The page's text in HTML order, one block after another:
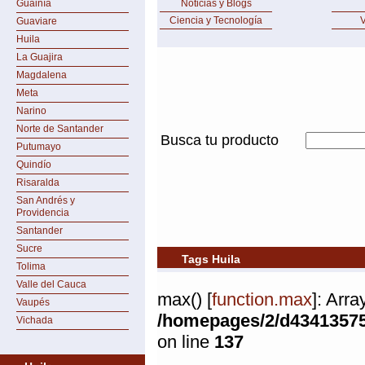
Guainía
Guaviare
Huila
La Guajira
Magdalena
Meta
Narino
Norte de Santander
Putumayo
Quindío
Risaralda
San Andrés y
Providencia
Santander
Sucre
Tolima
Valle del Cauca
Vaupés
Vichada
Noticias y Blogs
Ciencia y Tecnología
Busca tu producto
Tags Huila
max() [function.max]:
/homepages/2/
on line 137